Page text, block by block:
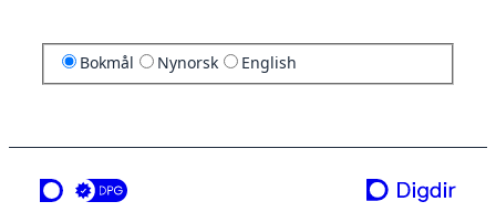
Bokmål Nynorsk English